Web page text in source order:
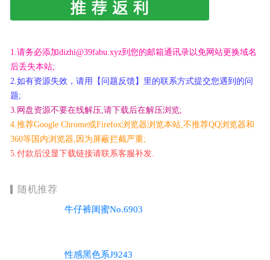
1.请务必添加dizhi@39fabu.xyz到您的邮箱通讯录以免网站更换域名
后丢失本站;
2.如有资源失效，请用【问题反馈】里的联系方式提交您遇到的问
题;
3.网盘资源不要在线解压,请下载后在解压浏览;
4.推荐Google Chrome或Firefox浏览器浏览本站,不推荐QQ浏览器和
360等国内浏览器,因为屏蔽拦截严重;
5.付款后没显下载链接请联系客服补发.
随机推荐
牛仔裤闺蜜No.6903
性感黑色系J9243